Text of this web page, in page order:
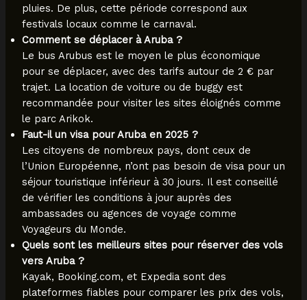
pluies. De plus, cette période correspond aux
festivals locaux comme le carnaval.
Comment se déplacer à Aruba ?
Le bus Arubus est le moyen le plus économique
pour se déplacer, avec des tarifs autour de 2 € par
trajet. La location de voiture ou de buggy est
recommandée pour visiter les sites éloignés comme
le parc Arikok.
Faut-il un visa pour Aruba en 2025 ?
Les citoyens de nombreux pays, dont ceux de
l’Union Européenne, n’ont pas besoin de visa pour un
séjour touristique inférieur à 30 jours. Il est conseillé
de vérifier les conditions à jour auprès des
ambassades ou agences de voyage comme
Voyageurs du Monde.
Quels sont les meilleurs sites pour réserver des vols
vers Aruba ?
Kayak, Booking.com, et Expedia sont des
plateformes fiables pour comparer les prix des vols,